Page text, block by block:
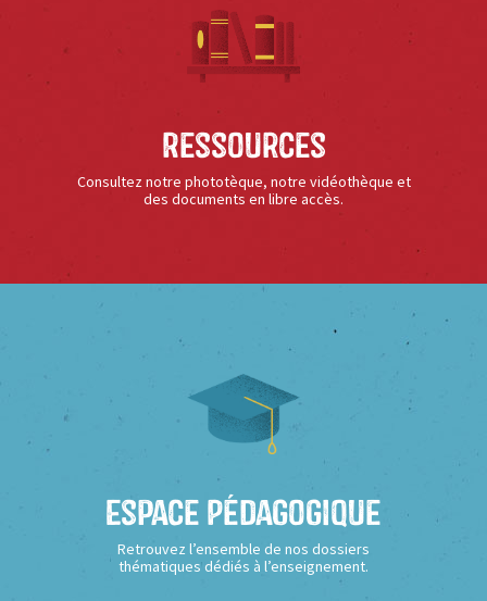
Ressources
Consultez notre phototèque, notre vidéothèque et
des documents en libre accès.
Espace Pédagogique
Retrouvez l’ensemble de nos dossiers
thématiques dédiés à l’enseignement.